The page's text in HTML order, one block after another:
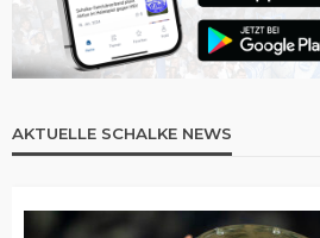
AKTUELLE SCHALKE NEWS